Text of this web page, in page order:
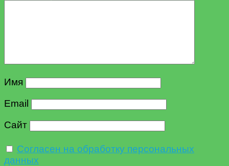
Имя
Email
Сайт
Согласен на обработку персональных
данных